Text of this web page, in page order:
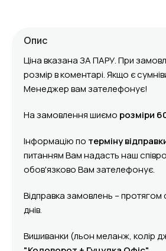
Опис
Ціна вказана ЗА ПАРУ. При
розмір в коментарі. Якщо є
Менеджер вам зателефонує!
На замовлення шиємо розміри
Інформацію по терміну
питанням Вам надасть наш
обов'язково Вам зателефонує.
Відправка замовлень –
днів.
Вишиванки (льон меланж, колір